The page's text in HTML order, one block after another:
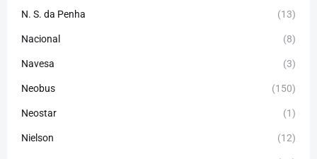
N. S. da Penha (13)
Nacional (8)
Navesa (3)
Neobus (150)
Neostar (1)
Nielson (12)